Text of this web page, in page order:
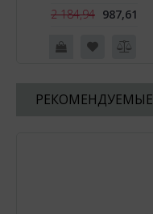
2 184,94 987,61
РЕКОМЕНДУЕМЫЕ